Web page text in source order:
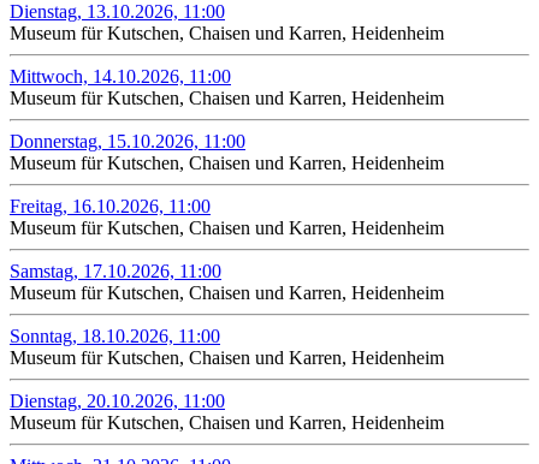
Dienstag, 13.10.2026, 11:00
Museum für Kutschen, Chaisen und Karren, Heidenheim
Mittwoch, 14.10.2026, 11:00
Museum für Kutschen, Chaisen und Karren, Heidenheim
Donnerstag, 15.10.2026, 11:00
Museum für Kutschen, Chaisen und Karren, Heidenheim
Freitag, 16.10.2026, 11:00
Museum für Kutschen, Chaisen und Karren, Heidenheim
Samstag, 17.10.2026, 11:00
Museum für Kutschen, Chaisen und Karren, Heidenheim
Sonntag, 18.10.2026, 11:00
Museum für Kutschen, Chaisen und Karren, Heidenheim
Dienstag, 20.10.2026, 11:00
Museum für Kutschen, Chaisen und Karren, Heidenheim